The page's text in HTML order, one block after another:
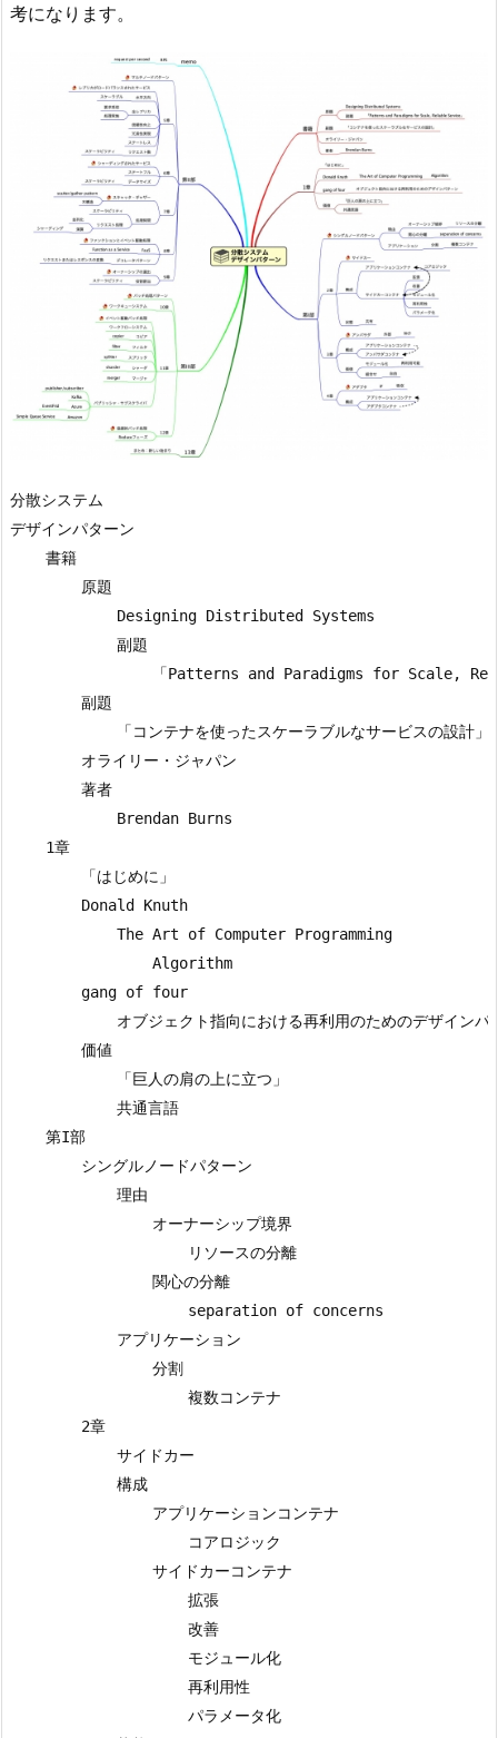
考になります。
分散システム
デザインパターン
    書籍
        原題
            Designing Distributed Systems
            副題
「Patterns and Paradigms for Scale,
        副題
            「コンテナを使ったスケーラブルなサービスの設計」
        オライリー・ジャパン
        著者
            Brendan Burns
    1章
        「はじめに」
        Donald Knuth
            The Art of Computer Programming
                Algorithm
        gang of four
オブジェクト指向における再利用のためのデザインパ
        価値
            「巨人の肩の上に立つ」
            共通言語
    第I部
        シングルノードパターン
            理由
                オーナーシップ境界
                    リソースの分離
                関心の分離
                    separation of concerns
            アプリケーション
                分割
                    複数コンテナ
        2章
            サイドカー
            構成
                アプリケーションコンテナ
                    コアロジック
                サイドカーコンテナ
                    拡張
                    改善
                    モジュール化
                    再利用性
                    パラメータ化